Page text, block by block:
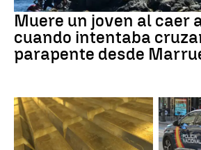
Muere un joven al caer
cuando intentaba
parapente desde